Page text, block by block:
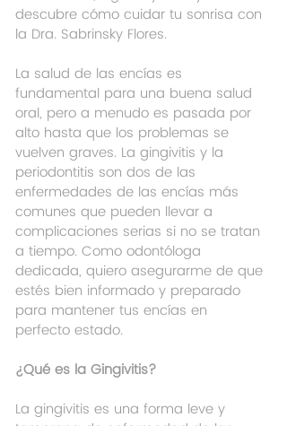
descubre cómo cuidar tu sonrisa con
la Dra. Sabrinsky Flores.
La salud de las encías es
fundamental para una buena salud
oral, pero a menudo es pasada por
alto hasta que los problemas se
vuelven graves. La gingivitis y la
periodontitis son dos de las
enfermedades de las encías más
comunes que pueden llevar a
complicaciones serias si no se tratan
a tiempo. Como odontóloga
dedicada, quiero asegurarme de que
estés bien informado y preparado
para mantener tus encías en
perfecto estado.
¿Qué es la Gingivitis?
La gingivitis es una forma leve y